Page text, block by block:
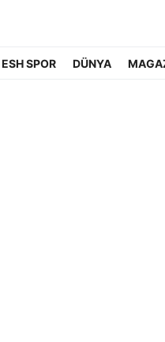
ESH SPOR DÜNYA